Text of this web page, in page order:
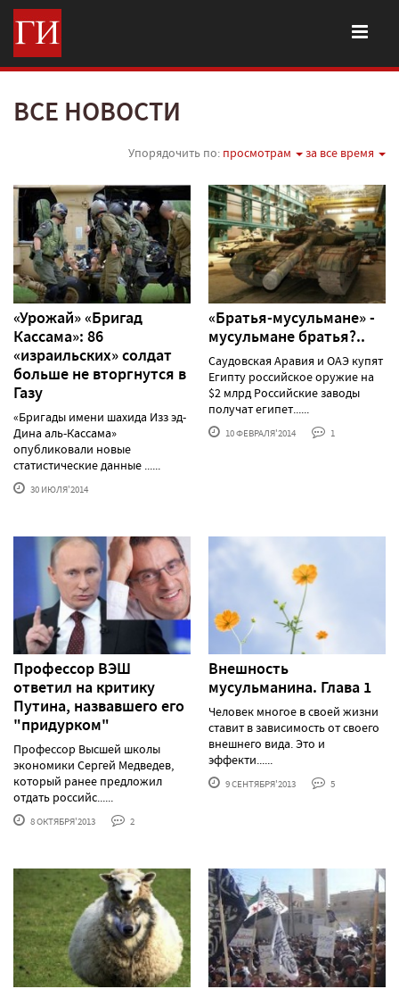
ВСЕ НОВОСТИ
Упорядочить по: просмотрам за все время
«Урожай» «Бригад
Кассама»: 86
«израильских» солдат
больше не вторгнутся в
Газу
«Бригады имени шахида Изз эд-
Дина аль-Кассама»
опубликовали новые
статистические данные ......
30 ИЮЛЯ'2014
«Братья-мусульмане» -
мусульмане братья?..
Саудовская Аравия и ОАЭ купят
Египту российское оружие на
$2 млрд Российские заводы
получат египет......
10 ФЕВРАЛЯ'2014 1
Профессор ВЭШ
ответил на критику
Путина, назвавшего его
"придурком"
Профессор Высшей школы
экономики Сергей Медведев,
который ранее предложил
отдать российс......
8 ОКТЯБРЯ'2013 2
Внешность
мусульманина. Глава 1
Человек многое в своей жизни
ставит в зависимость от своего
внешнего вида. Это и
эффекти......
9 СЕНТЯБРЯ'2013 5